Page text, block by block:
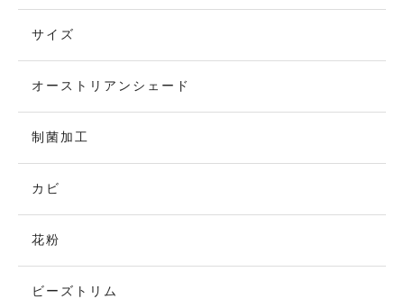
サイズ
オーストリアンシェード
制菌加工
カビ
花粉
ビーズトリム